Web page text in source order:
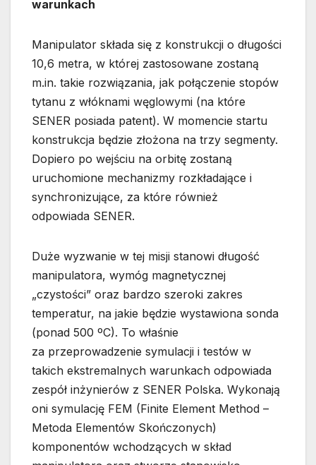
warunkach
Manipulator składa się z konstrukcji o długości
10,6 metra, w której zastosowane zostaną
m.in. takie rozwiązania, jak połączenie stopów
tytanu z włóknami węglowymi (na które
SENER posiada patent). W momencie startu
konstrukcja będzie złożona na trzy segmenty.
Dopiero po wejściu na orbitę zostaną
uruchomione mechanizmy rozkładające i
synchronizujące, za które również
odpowiada SENER.
Duże wyzwanie w tej misji stanowi długość
manipulatora, wymóg magnetycznej
„czystości” oraz bardzo szeroki zakres
temperatur, na jakie będzie wystawiona sonda
(ponad 500 ºC). To właśnie
za przeprowadzenie symulacji i testów w
takich ekstremalnych warunkach odpowiada
zespół inżynierów z SENER Polska. Wykonają
oni symulację FEM (Finite Element Method –
Metoda Elementów Skończonych)
komponentów wchodzących w skład